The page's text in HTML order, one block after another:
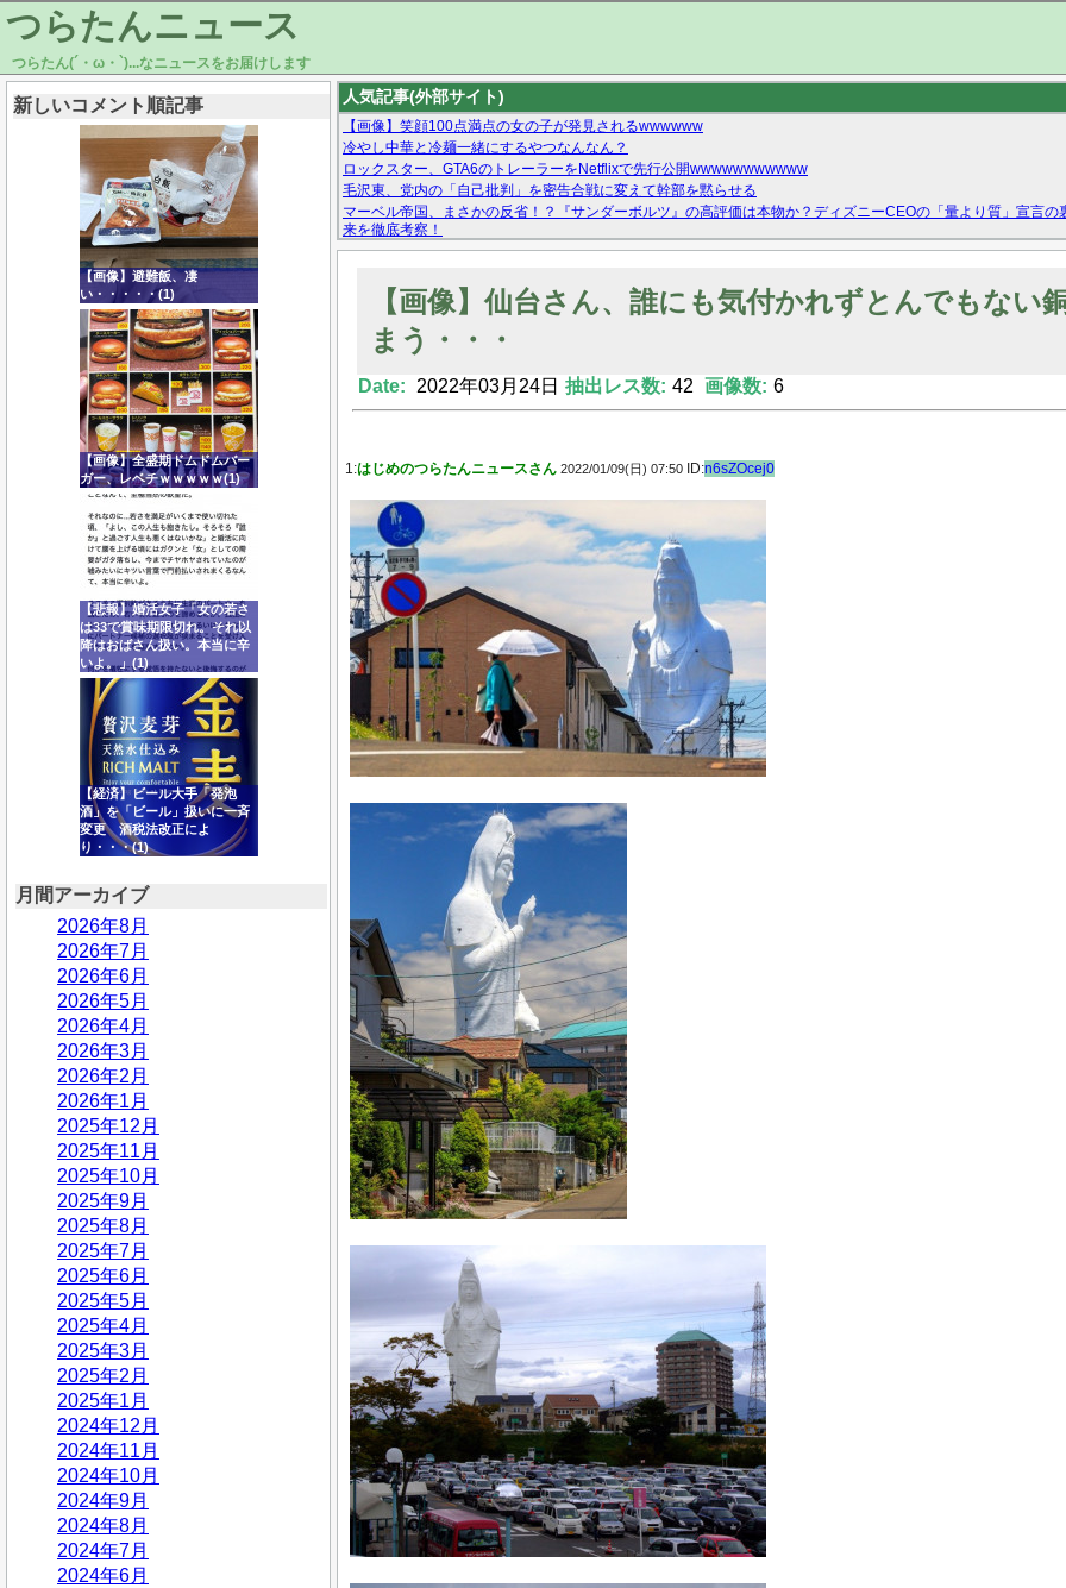
つらたんニュース
つらたん(´・ω・`)...なニュースをお届けします
新しいコメント順記事
【画像】避難飯、凄
い・・・・・(1)
【画像】全盛期ドムドムバー
ガー、レベチｗｗｗｗｗ(1)
【悲報】婚活女子「女の若さ
は33で賞味期限切れ。それ以
降はおばさん扱い。本当に辛
いよ。」(1)
【経済】ビール大手「発泡
酒」を「ビール」扱いに一斉
変更 酒税法改正によ
り・・・(1)
月間アーカイブ
2026年8月
2026年7月
2026年6月
2026年5月
2026年4月
2026年3月
2026年2月
2026年1月
2025年12月
2025年11月
2025年10月
2025年9月
2025年8月
2025年7月
2025年6月
2025年5月
2025年4月
2025年3月
2025年2月
2025年1月
2024年12月
2024年11月
2024年10月
2024年9月
2024年8月
2024年7月
2024年6月
人気記事(外部サイト)
【画像】笑顔100点満点の女の子が発見されるwwwwww
冷やし中華と冷麺一緒にするやつなんなん？
ロックスター、GTA6のトレーラーをNetflixで先行公開wwwwwwwwwww
毛沢東、党内の「自己批判」を密告合戦に変えて幹部を黙らせる
マーベル帝国、まさかの反省！？『サンダーボルツ』の高評価は本物か？ディズニーCEOの「量より質」宣言
来を徹底考察！
【モー娘。石田亜佑美】ファーストテイク出演も新規獲得ならず？北川莉央が1位に
Powered by livedoor 相互RSS
【画像】仙台さん、誰にも気付かれずとんでもない
まう・・・
Date: 2022年03月24日 抽出レス数: 42 画像数: 6
1:はじめのつらたんニュースさん 2022/01/09(日) 07:50 ID:n6sZOcej0